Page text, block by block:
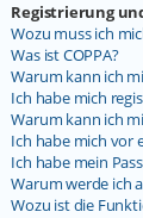
Registrierung
Wozu muss ich
Was ist COPPA?
Warum kann ich
Ich habe mich
Warum kann ich
Ich habe mich vor
Ich habe mein
Warum werde ich
Wozu ist die